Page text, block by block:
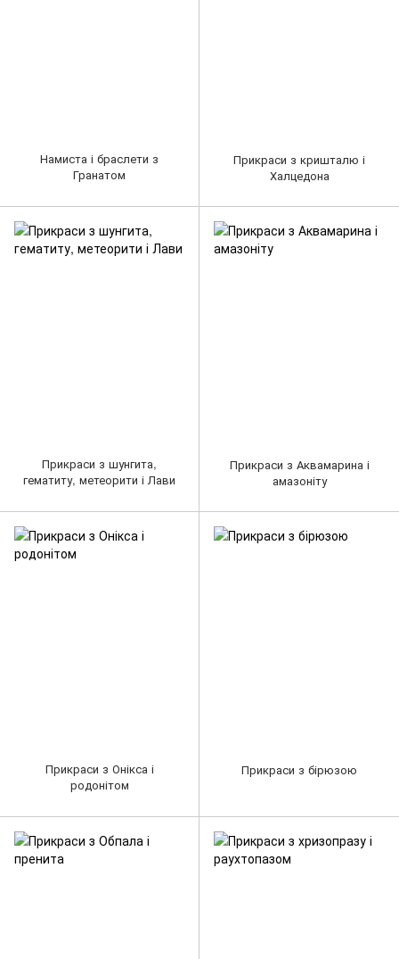
Намиста і браслети з
Гранатом
Прикраси з кришталю і
Халцедона
Прикраси з шунгита,
гематиту, метеорити і Лави
Прикраси з Аквамарина і
амазоніту
Прикраси з Онікса і
родонітом
Прикраси з бірюзою